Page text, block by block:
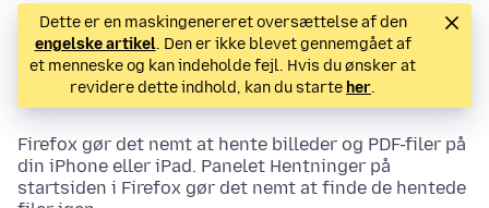
Dette er en maskingenereret oversættelse af den
engelske artikel. Den er ikke blevet gennemgået af
et menneske og kan indeholde fejl. Hvis du ønsker at
revidere dette indhold, kan du starte her.
Firefox gør det nemt at hente billeder og PDF-filer på
din iPhone eller iPad. Panelet Hentninger på
startsiden i Firefox gør det nemt at finde de hentede